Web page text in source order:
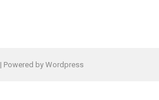
| Powered by Wordpress